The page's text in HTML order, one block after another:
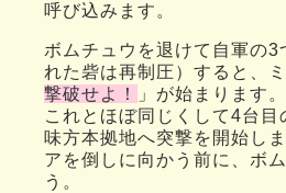
呼び込みます。
ボムチュウを退けて自軍の3
れた砦は再制圧）すると、
撃破せよ！
」が始まります。
これとほぼ同じくして4台
味方本拠地へ突撃を開始し
アを倒しに向かう前に、ボ
う。